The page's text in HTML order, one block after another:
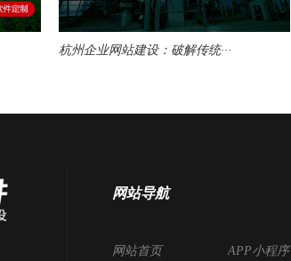
杭州企业网站建设：破解传统···
网站导航
网站首页
APP小程序